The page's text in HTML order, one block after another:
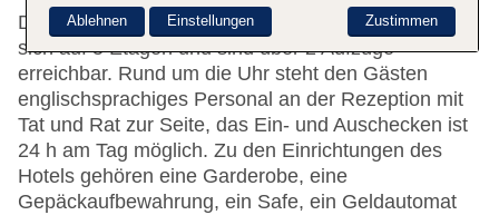
Das Einzel- und die 145 Doppelzimmer verteilen
sich auf 5 Etagen und sind über 2 Aufzüge
erreichbar. Rund um die Uhr steht den Gästen
englischsprachiges Personal an der Rezeption mit
Tat und Rat zur Seite, das Ein- und Auschecken ist
24 h am Tag möglich. Zu den Einrichtungen des
Hotels gehören eine Garderobe, eine
Gepäckaufbewahrung, ein Safe, ein Geldautomat
Zustimmen
Ablehnen Einstellungen